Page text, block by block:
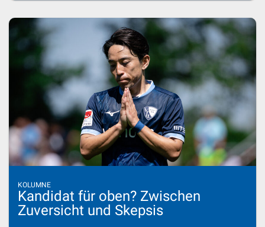
KOLUMNE
Kandidat für oben? Zwischen
Zuversicht und Skepsis